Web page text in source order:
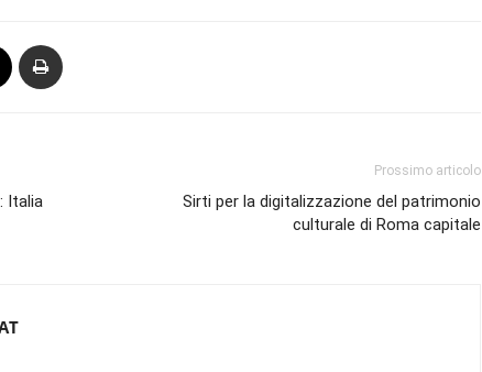
Italia
Prossimo articolo
Sirti per la digitalizzazione del patrimonio
culturale di Roma capitale